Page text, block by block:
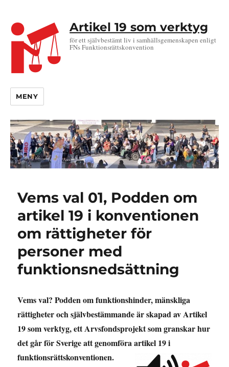
Artikel 19 som verktyg
för ett självbestämt liv i samhällsgemenskapen enligt
FNs Funktionsrättskonvention
MENY
Vems val 01, Podden om
artikel 19 i konventionen
om rättigheter för
personer med
funktionsnedsättning
Vems val? Podden om funktionshinder, mänskliga
rättigheter och självbestämmande är skapad av Artikel
19 som verktyg, ett Arvsfondsprojekt som granskar hur
det går för Sverige att genomföra artikel 19 i
funktionsrättskonventionen.